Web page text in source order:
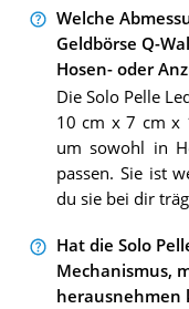
Welche
Geldbörse Q-
Hosen- oder
Die Solo Pelle
10 cm x 7 cm x
um sowohl in
passen. Sie ist
du sie bei dir
Hat die Solo
Mechanismus,
herausnehmen